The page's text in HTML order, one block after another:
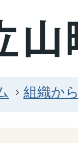
組織か